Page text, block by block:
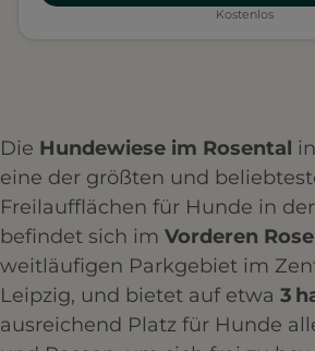
Kostenlos
Die Hundewiese im Rosental
eine der größten und
Freilaufflächen für Hunde in
befindet sich im Vorderen
weitläufigen Parkgebiet im
Leipzig, und bietet auf etwa 3
ausreichend Platz für Hunde